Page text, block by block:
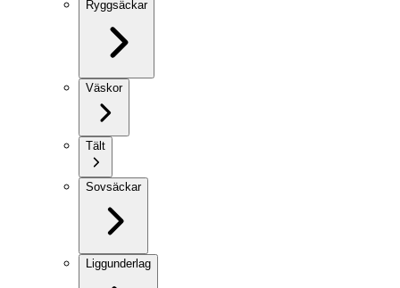
Ryggsäckar
Väskor
Tält
Sovsäckar
Liggunderlag